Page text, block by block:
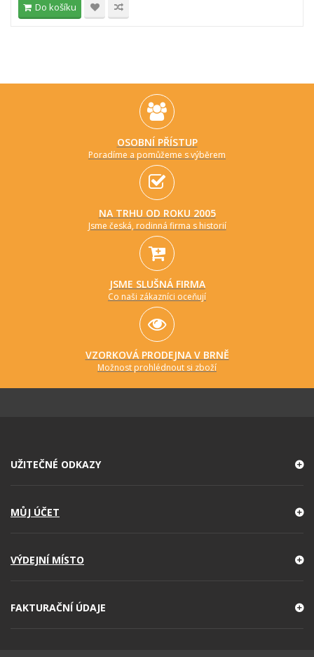
Do košíku
OSOBNÍ PŘÍSTUP
Poradíme a pomůžeme s výběrem
NA TRHU OD ROKU 2005
Jsme česká, rodinná firma s historií
JSME SLUŠNÁ FIRMA
Co naši zákazníci oceňují
VZORKOVÁ PRODEJNA V BRNĚ
Možnost prohlédnout si zboží
UŽITEČNÉ ODKAZY
MŮJ ÚČET
VÝDEJNÍ MÍSTO
FAKTURAČNÍ ÚDAJE